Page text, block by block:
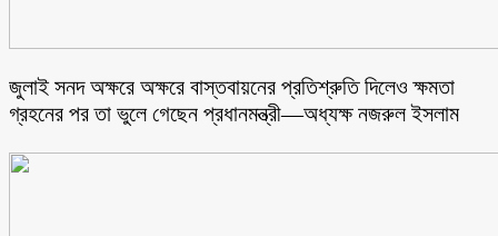
জুলাই সনদ অক্ষরে অক্ষরে বাস্তবায়নের প্রতিশ্রুতি দিলেও ক্ষমতা
গ্রহনের পর তা ভুলে গেছেন প্রধানমন্ত্রী—অধ্যক্ষ নজরুল ইসলাম